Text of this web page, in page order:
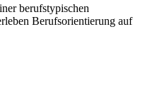
berufstypischen
Berufsorientierung auf